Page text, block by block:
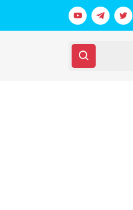
غضب يمني واسع من مجلس القيادة